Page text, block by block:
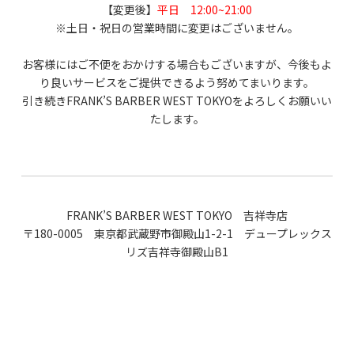
【変更後】 平日 12:00~21:00
※土日・祝日の営業時間に変更はございません。
お客様にはご不便をおかけする場合もございますが、今後もよ
り良いサービスをご提供できるよう努めてまいります。
引き続きFRANK’S BARBER WEST TOKYOをよろしくお願いい
たします。
FRANK’S BARBER WEST TOKYO 吉祥寺店
〒180-0005 東京都武蔵野市御殿山1-2-1 デュープレックス
リズ吉祥寺御殿山B1